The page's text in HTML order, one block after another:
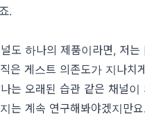
.
도 하나의 제품이라면, 저
은 게스트 의존도가 지나치
는 오래된 습관 같은 채널
는 계속 연구해봐야겠지만요.